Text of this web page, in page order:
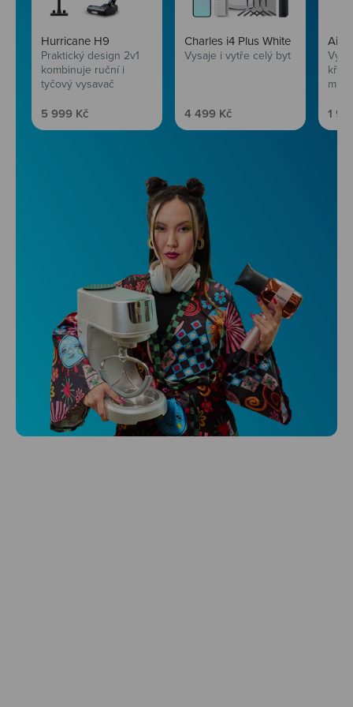
Hurricane H9
Praktický design 2v1
kombinuje ruční i
tyčový vysavač
Prodejní cena
5 999 Kč
Charles i4 Plus White
Vysaje i vytře celý byt
Prodejní cena
4 499 Kč 1
Niceboy ONE Ultra
Hlídá ti zdraví, spánek i pohyb a ještě k
tomu platí.